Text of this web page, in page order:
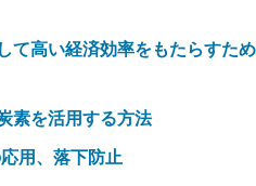
て高い経済効率をもたらすため
素を活用する方法
用、落下防止